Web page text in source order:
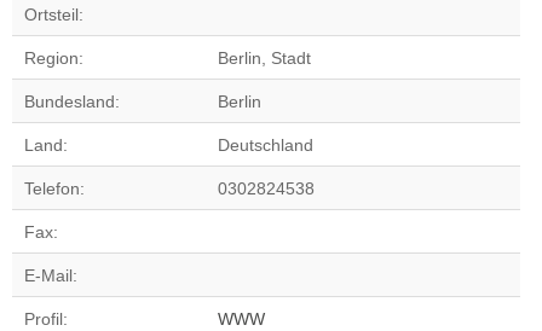
Ortsteil:
Region: Berlin, Stadt
Bundesland: Berlin
Land: Deutschland
Telefon: 0302824538
Fax:
E-Mail:
Profil: WWW